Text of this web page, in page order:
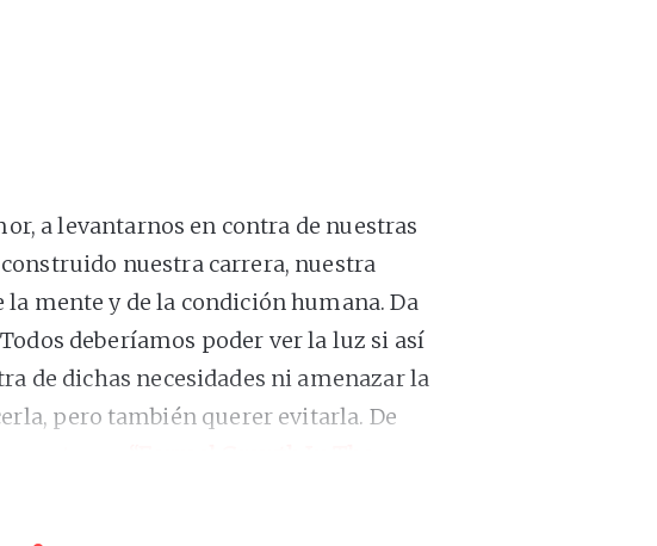
a levantarnos en contra de nuestras
nuestra carrera, nuestra
mente y de la condición humana. Da
deberíamos poder ver la luz si así
de dichas necesidades ni amenazar la
pero también querer evitarla. De